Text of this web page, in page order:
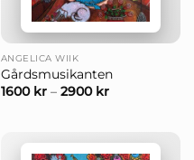
ANGELICA WIIK
Gårdsmusikanten
1600 kr– 2900 kr